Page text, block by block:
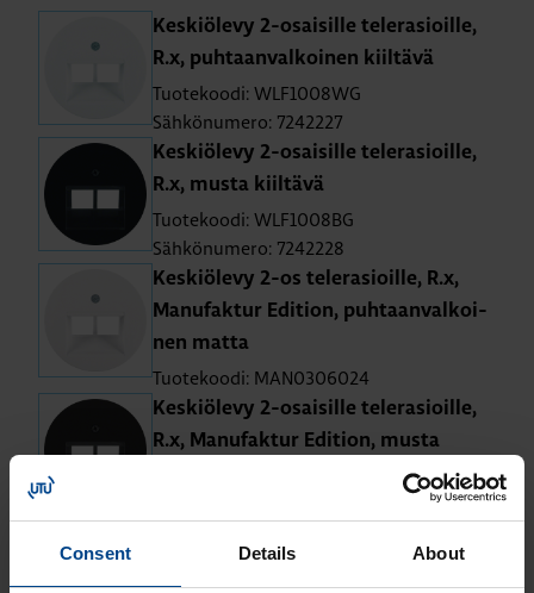
Consent Details About
Kes­kiö­le­vy 2-osai­sil­le te­le­rasioil­le,
R.x, puh­taan­val­koi­nen kiil­tä­vä
Tuotekoodi: WLF1008WG
Sähkönumero: 7242227
Kes­kiö­le­vy 2-osai­sil­le te­le­rasioil­le,
R.x, musta kiil­tä­vä
Tuotekoodi: WLF1008BG
Sähkönumero: 7242228
Kes­kiö­le­vy 2-os te­le­rasioil­le, R.x,
Ma­nu­fak­tur Edi­tion, puh­taan­val­koi­
nen matta
Tuotekoodi: MAN0306024
Kes­kiö­le­vy 2-osai­sil­le te­le­rasioil­le,
R.x, Ma­nu­fak­tur Edi­tion, musta